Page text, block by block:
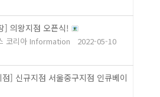
] 의왕지점 오픈식!
코리아 Information
2022-05-10
] 신규지점 서울중구지점 인큐베이